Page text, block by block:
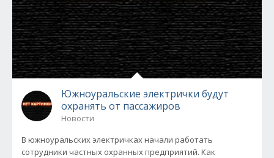
Южноуральские электрички будут
охранять от пассажиров
Новости
В южноуральских электричках начали работать
сотрудники частных охранных предприятий. Как